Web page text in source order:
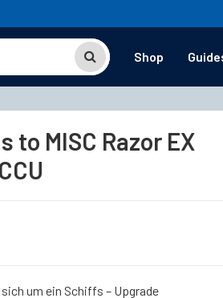
Shop
to MISC Razor EX
um ein Schiffs – Upgrade